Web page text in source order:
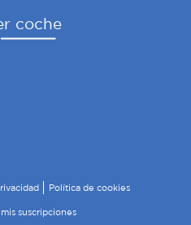
coche
Política de cookies
suscripciones